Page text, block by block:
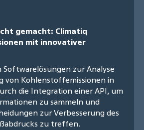
gemacht: Climatiq
mit innovativer
zur Analyse
von Kohlenstoffemissionen in
die Integration einer API, um
zu sammeln und
zur Verbesserung des
zu treffen.